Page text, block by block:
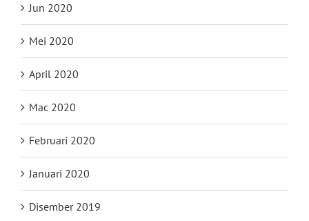
Jun 2020
Mei 2020
April 2020
Mac 2020
Februari 2020
Januari 2020
Disember 2019